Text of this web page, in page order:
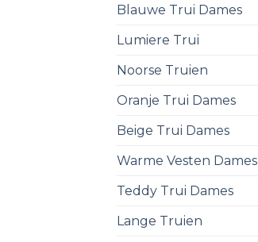
Blauwe Trui Dames
Lumiere Trui
Noorse Truien
Oranje Trui Dames
Beige Trui Dames
Warme Vesten Dames
Teddy Trui Dames
Lange Truien